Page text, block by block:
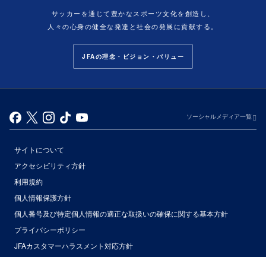
サッカーを通じて豊かなスポーツ文化を創造し、
人々の心身の健全な発達と社会の発展に貢献する。
JFAの理念・ビジョン・バリュー
ソーシャルメディア一覧
サイトについて
アクセシビリティ方針
利用規約
個人情報保護方針
個人番号及び特定個人情報の適正な取扱いの確保に関する基本方針
プライバシーポリシー
JFAカスタマーハラスメント対応方針